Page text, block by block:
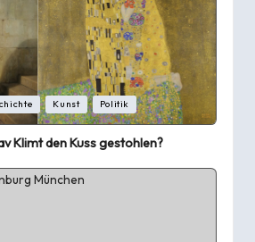
Kunst Politik
Klimt den Kuss gestohlen?